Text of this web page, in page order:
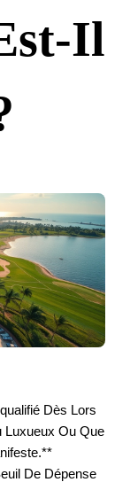
Il
Dès Lors
Luxueux Ou Que
De Dépense